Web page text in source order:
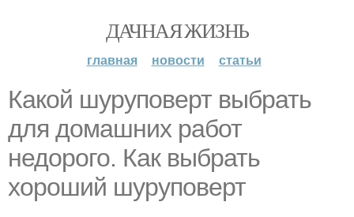
ДАЧНАЯ ЖИЗНЬ
главная новости статьи
Какой шуруповерт выбрать
для домашних работ
недорого. Как выбрать
хороший шуруповерт